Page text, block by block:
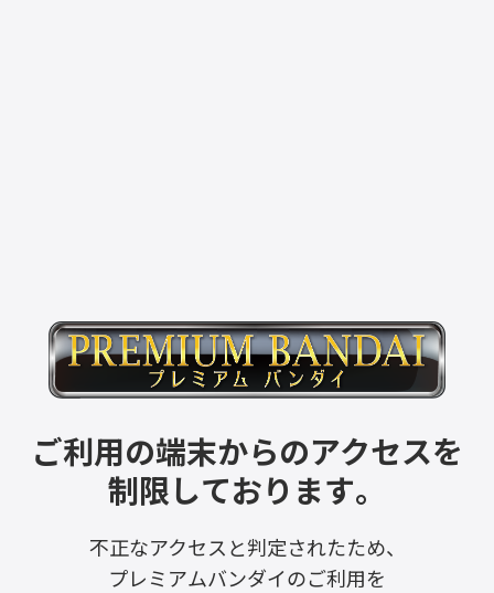
ご利用の端末からのアクセスを
制限しております。
不正なアクセスと判定されたため、
プレミアムバンダイのご利用を